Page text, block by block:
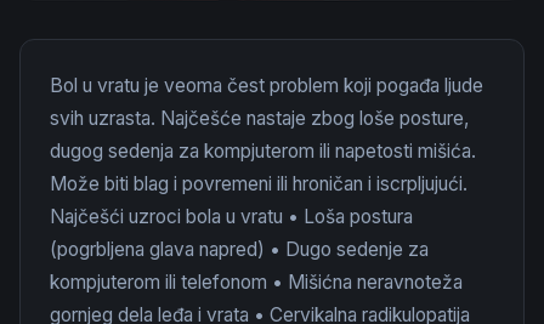
Bol u vratu je veoma čest problem koji pogađa ljude
svih uzrasta. Najčešće nastaje zbog loše posture,
dugog sedenja za kompjuterom ili napetosti mišića.
Može biti blag i povremeni ili hroničan i iscrpljujući.
Najčešći uzroci bola u vratu • Loša postura
(pogrbljena glava napred) • Dugo sedenje za
kompjuterom ili telefonom • Mišićna neravnoteža
gornjeg dela leđa i vrata • Cervikalna radikulopatija